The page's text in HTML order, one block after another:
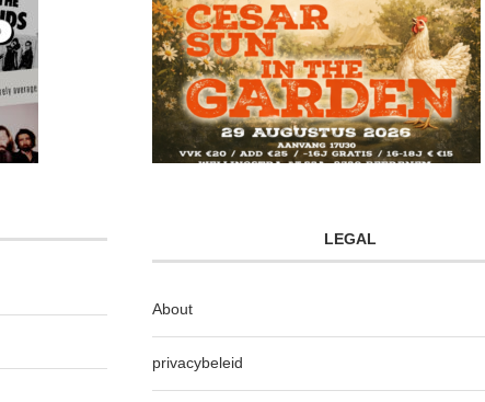
LEGAL
About
privacybeleid